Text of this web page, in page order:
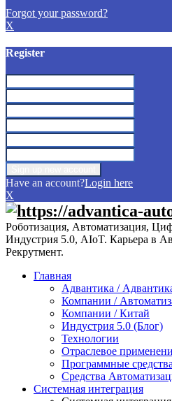
Forgot your password?
X
Register
Have an account?Login here
X
Роботизация, Автоматизация,
Индустрия 5.0, AIoT. Карьера в
Рекрутмент.
Главная
Адвантика /
Компании /
Компании / Китай
Индустрия 5.0 (Блог)
Технологии
Отраслевое
Программные средства
Средства
Системная интеграция